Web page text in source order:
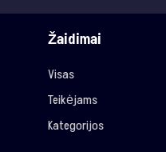
Žaidimai
Visas
Teikėjams
Kategorijos